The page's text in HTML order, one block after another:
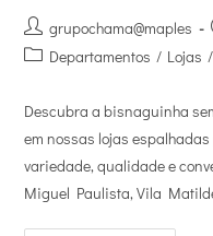
grupochama@maples
Departamentos / Lojas /
Descubra a bisnaguinha
em nossas lojas
variedade, qualidade e
Miguel Paulista, Vila